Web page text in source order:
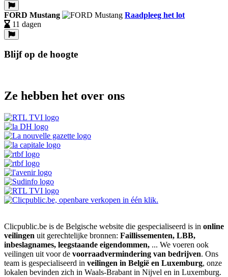
FORD Mustang
Raadpleeg het lot
11 dagen
Blijf op de hoogte
Ze hebben het over ons
Clicpublic.be is de Belgische website die gespecialiseerd is in online
veilingen uit gerechtelijke bronnen: Faillissementen, LBB,
inbeslagnames, leegstaande eigendommen, ... We voeren ook
veilingen uit voor de voorraadvermindering van bedrijven. Ons
team is gespecialiseerd in veilingen in België en Luxemburg, onze
lokalen bevinden zich in Waals-Brabant in Nijvel en in Luxemburg.